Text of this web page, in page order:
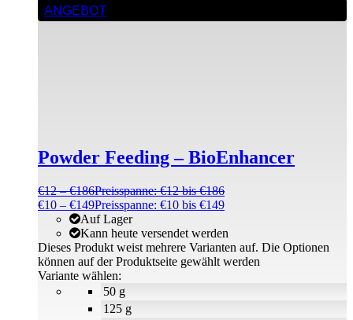
ANGEBOT
Powder Feeding – BioEnhancer
€12 –€186Preisspanne: €12 bis €186
€10 – €149Preisspanne: €10 bis €149
50 g
125 g
Auf Lager
Kann heute versendet werden
Variante wählen:
Dieses Produkt weist mehrere Varianten auf. Die Optionen
können auf der Produktseite gewählt werden